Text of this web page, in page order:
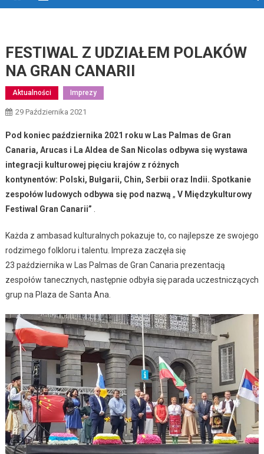
FESTIWAL Z UDZIAŁEM POLAKÓW
NA GRAN CANARII
Aktualności Imprezy
29 Października 2021
Pod koniec października 2021 roku w Las Palmas de Gran
Canaria, Arucas i La Aldea de San Nicolas odbywa się wystawa
integracji kulturowej pięciu krajów z różnych
kontynentów: Polski, Bułgarii, Chin, Serbii oraz Indii. Spotkanie
zespołów ludowych odbywa się pod nazwą „ V Międzykulturowy
Festiwal Gran Canarii” .
Każda z ambasad kulturalnych pokazuje to, co najlepsze ze swojego
rodzimego folkloru i talentu. Impreza zaczęła się
23 października w Las Palmas de Gran Canaria prezentacją
zespołów tanecznych, następnie odbyła się parada uczestniczących
grup na Plaza de Santa Ana.